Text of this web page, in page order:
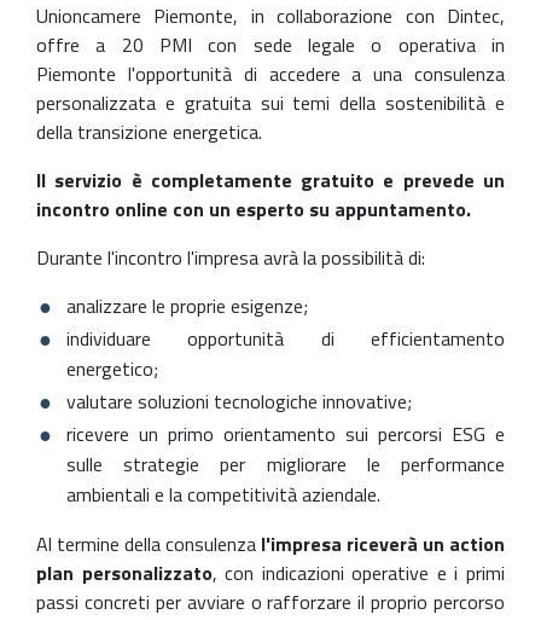
Unioncamere Piemonte, in collaborazione con Dintec,
offre a 20 PMI con sede legale o operativa in
Piemonte l'opportunità di accedere a una consulenza
personalizzata e gratuita sui temi della sostenibilità e
della transizione energetica.
Il servizio è completamente gratuito e prevede un
incontro online con un esperto su appuntamento.
Durante l'incontro l'impresa avrà la possibilità di:
analizzare le proprie esigenze;
individuare opportunità di efficientamento
energetico;
valutare soluzioni tecnologiche innovative;
ricevere un primo orientamento sui percorsi ESG e
sulle strategie per migliorare le performance
ambientali e la competitività aziendale.
Al termine della consulenza l'impresa riceverà un action
plan personalizzato, con indicazioni operative e i primi
passi concreti per avviare o rafforzare il proprio percorso